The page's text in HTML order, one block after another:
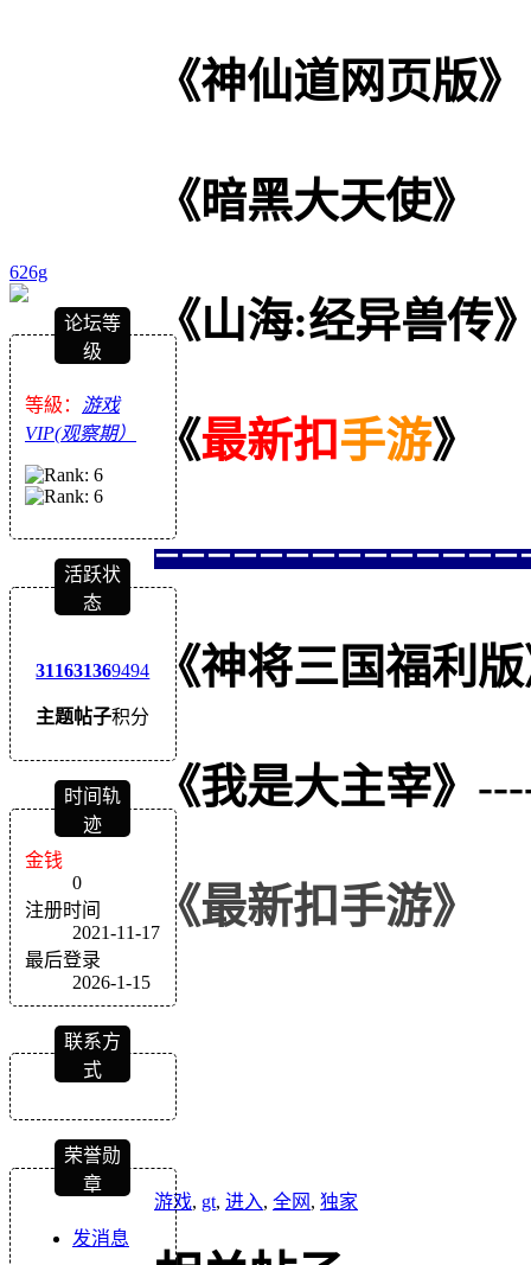
626g
论坛等
级
等級： 游戏
VIP(观察期）
活跃状
态
3116
主题
3136
帖子
9494
积分
时间轨
迹
金钱
0
注册时间
2021-11-17
最后登录
2026-1-15
联系方
式
荣誉勋
章
发消息
《神仙道网页版》
《暗黑大天使》
《山海:经异兽传
《最新扣 手游》
《神将三国福利
《我是大主宰》
《最新扣 手游》
游戏, gt, 进入, 全网 , 独家